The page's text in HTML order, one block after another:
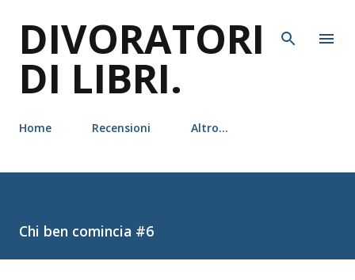
DIVORATORI
DI LIBRI.
Home Recensioni Altro…
Chi ben comincia #6